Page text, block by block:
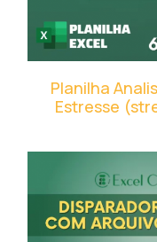
Planilha
Estresse